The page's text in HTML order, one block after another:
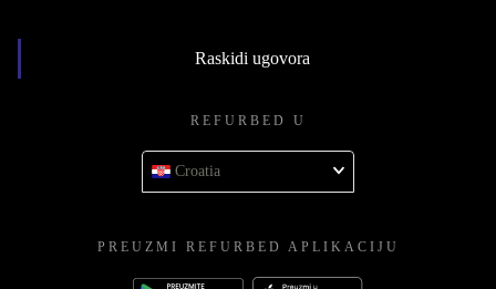
Raskidi ugovora
REFURBED U
Croatia
PREUZMI REFURBED APLIKACIJU